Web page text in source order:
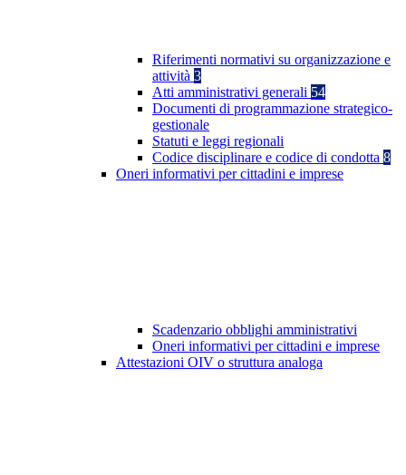
Riferimenti normativi su organizzazione e
attività 3
Atti amministrativi generali 54
Documenti di programmazione strategico-
gestionale
Statuti e leggi regionali
Codice disciplinare e codice di condotta 8
Oneri informativi per cittadini e imprese
Scadenzario obblighi amministrativi
Oneri informativi per cittadini e imprese
Attestazioni OIV o struttura analoga